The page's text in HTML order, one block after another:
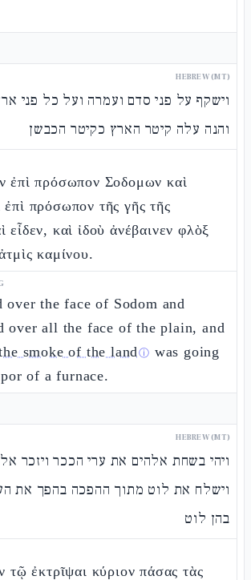
HEBREW (MT)
וישקף על פני סדם ועמרה ועל כל פני
והנה עלה קיטר הארץ כקיטר הכבשן
ἐπὶ πρόσωπον Σοδομων καὶ
πρόσωπον τῆς γῆς τῆς
εἶδεν, καὶ ἰδοὺ ἀνέβαινεν φλὸξ
καμίνου.
over the face of Sodom and
over all the face of the plain, and
smoke of the landⓘ was going
of a furnace.
HEBREW (MT)
ויהי בשחת אלהים את ערי הככר ויזכר
וישלח את לוט מתוך ההפכה בהפך את
בהן לוט
τῷ ἐκτρῖψαι κύριον πάσας τὰς